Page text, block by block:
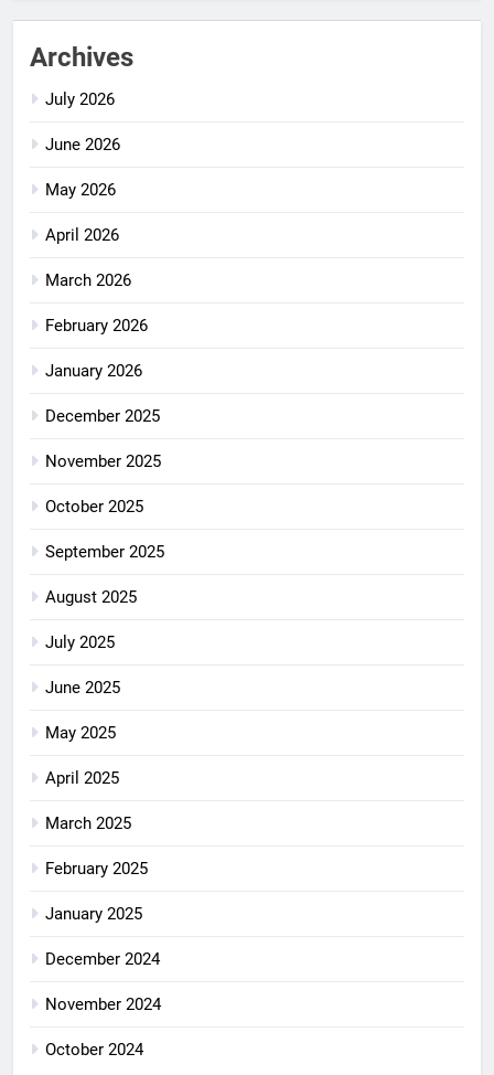
Archives
July 2026
June 2026
May 2026
April 2026
March 2026
February 2026
January 2026
December 2025
November 2025
October 2025
September 2025
August 2025
July 2025
June 2025
May 2025
April 2025
March 2025
February 2025
January 2025
December 2024
November 2024
October 2024